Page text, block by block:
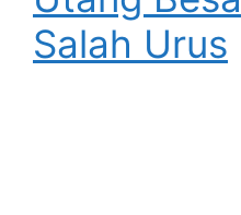
Salah Urus